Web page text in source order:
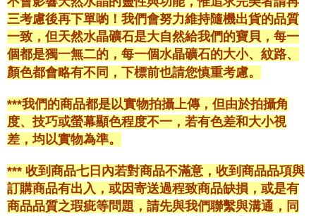
三考慮後再下單喲！我們會努力維持隨機出貨的品質
一致，但天然水晶礦石是大自然給我們的寶貝，每一
個都是獨一無二的，每一個水晶礦石的大小、紋路、
顏色都會略有不同，下標前也請您慎重考慮。
***我們的商品都是以實物拍攝上傳，但由於拍攝角
度、技巧或螢幕顯色程度不一，若有色差和大小視
差，均以實物為準。
*** 收到商品七日內若對商品不滿意，收到商品品項與
訂購商品有出入，或因寄送過程致商品缺損，或是有
商品品質之瑕疵等問題，請先與我們聯繫與溝通，同